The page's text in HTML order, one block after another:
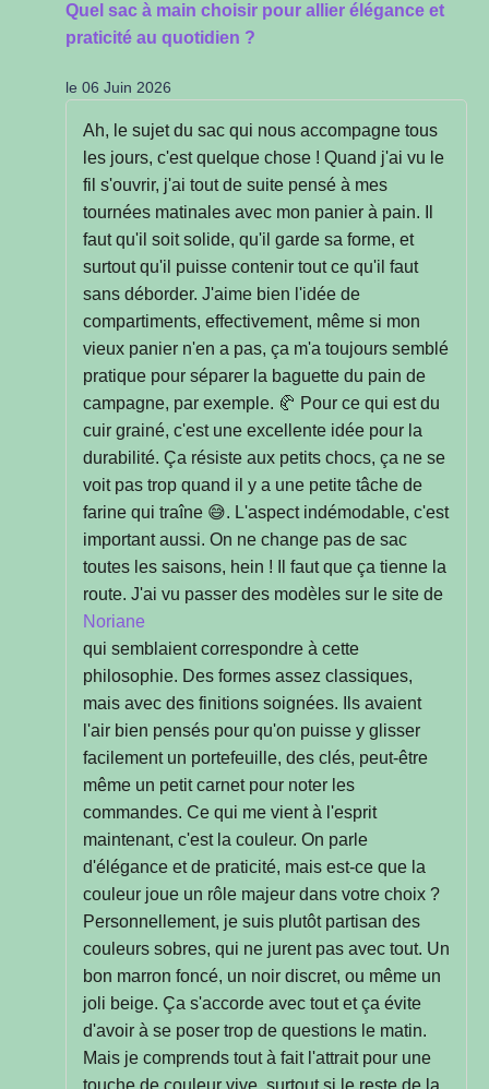
Quel sac à main choisir pour allier élégance et
praticité au quotidien ?
le 06 Juin 2026
Ah, le sujet du sac qui nous accompagne tous
les jours, c'est quelque chose ! Quand j'ai vu le
fil s'ouvrir, j'ai tout de suite pensé à mes
tournées matinales avec mon panier à pain. Il
faut qu'il soit solide, qu'il garde sa forme, et
surtout qu'il puisse contenir tout ce qu'il faut
sans déborder. J'aime bien l'idée de
compartiments, effectivement, même si mon
vieux panier n'en a pas, ça m'a toujours semblé
pratique pour séparer la baguette du pain de
campagne, par exemple. 🥐 Pour ce qui est du
cuir grainé, c'est une excellente idée pour la
durabilité. Ça résiste aux petits chocs, ça ne se
voit pas trop quand il y a une petite tâche de
farine qui traîne 😅. L'aspect indémodable, c'est
important aussi. On ne change pas de sac
toutes les saisons, hein ! Il faut que ça tienne la
route. J'ai vu passer des modèles sur le site de
Noriane
qui semblaient correspondre à cette
philosophie. Des formes assez classiques,
mais avec des finitions soignées. Ils avaient
l'air bien pensés pour qu'on puisse y glisser
facilement un portefeuille, des clés, peut-être
même un petit carnet pour noter les
commandes. Ce qui me vient à l'esprit
maintenant, c'est la couleur. On parle
d'élégance et de praticité, mais est-ce que la
couleur joue un rôle majeur dans votre choix ?
Personnellement, je suis plutôt partisan des
couleurs sobres, qui ne jurent pas avec tout. Un
bon marron foncé, un noir discret, ou même un
joli beige. Ça s'accorde avec tout et ça évite
d'avoir à se poser trop de questions le matin.
Mais je comprends tout à fait l'attrait pour une
touche de couleur vive, surtout si le reste de la